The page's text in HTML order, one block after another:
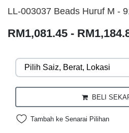
LL-003037 Beads Huruf M -
RM1,081.45 -
BELI
Tambah ke Senarai Pilihan